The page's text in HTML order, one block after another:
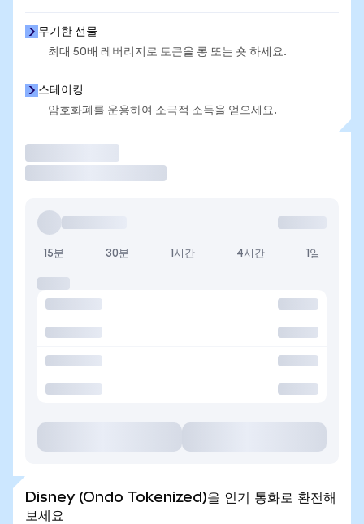
무기한 선물
최대 50배 레버리지로 토큰을 롱 또는 숏 하세요.
스테이킹
암호화폐를 운용하여 소극적 소득을 얻으세요.
15분 30분 1시간 4시간 1일
Disney (Ondo Tokenized)을 인기 통화로 환전해
보세요